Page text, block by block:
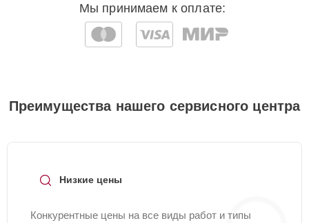
Мы принимаем к оплате:
Преимущества нашего сервисного центра
Низкие цены
Конкурентные цены на все виды работ и типы